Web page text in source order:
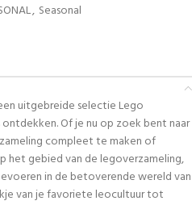
, Seasonal
uitgebreide selectie Lego
Of je nu op zoek bent naar
compleet te maken of
het gebied van de legoverzameling,
in de betoverende wereld van
van je favoriete leocultuur tot